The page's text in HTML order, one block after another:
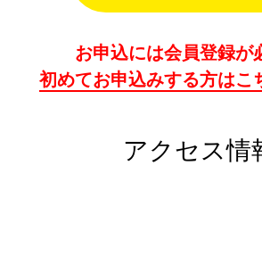
お申込には会員登録が
初めてお申込みする方はこ
アクセス情